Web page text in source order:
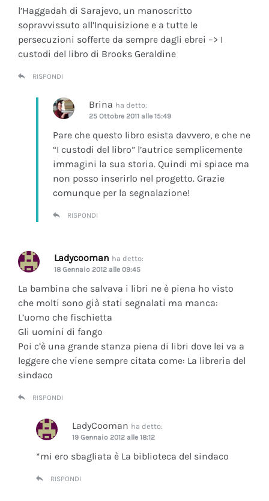
l’Haggadah di Sarajevo, un manoscritto
sopravvissuto all’Inquisizione e a tutte le
persecuzioni sofferte da sempre dagli ebrei –> I
custodi del libro di Brooks Geraldine
RISPONDI
Brina ha detto:
25 Ottobre 2011 alle 15:49
Pare che questo libro esista davvero, e che ne
“I custodi del libro” l’autrice semplicemente
immagini la sua storia. Quindi mi spiace ma
non posso inserirlo nel progetto. Grazie
comunque per la segnalazione!
RISPONDI
Ladycooman ha detto:
18 Gennaio 2012 alle 09:45
La bambina che salvava i libri ne è piena ho visto
che molti sono già stati segnalati ma manca:
L’uomo che fischietta
Gli uomini di fango
Poi c’è una grande stanza piena di libri dove lei va a
leggere che viene sempre citata come: La libreria del
sindaco
RISPONDI
LadyCooman ha detto:
19 Gennaio 2012 alle 18:12
*mi ero sbagliata è La biblioteca del sindaco
RISPONDI